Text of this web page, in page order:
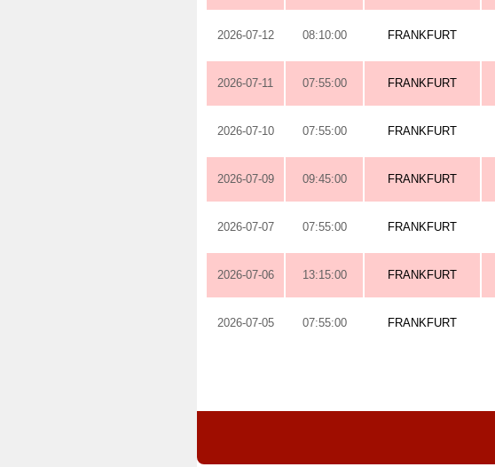
2026-07-12 08:10:00 FRANKFURT
2026-07-11 07:55:00 FRANKFURT
2026-07-10 07:55:00 FRANKFURT
2026-07-09 09:45:00 FRANKFURT
2026-07-07 07:55:00 FRANKFURT
2026-07-06 13:15:00 FRANKFURT
2026-07-05 07:55:00 FRANKFURT